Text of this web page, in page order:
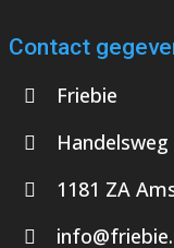
Contact
Friebie
Handelsweg
1181 ZA